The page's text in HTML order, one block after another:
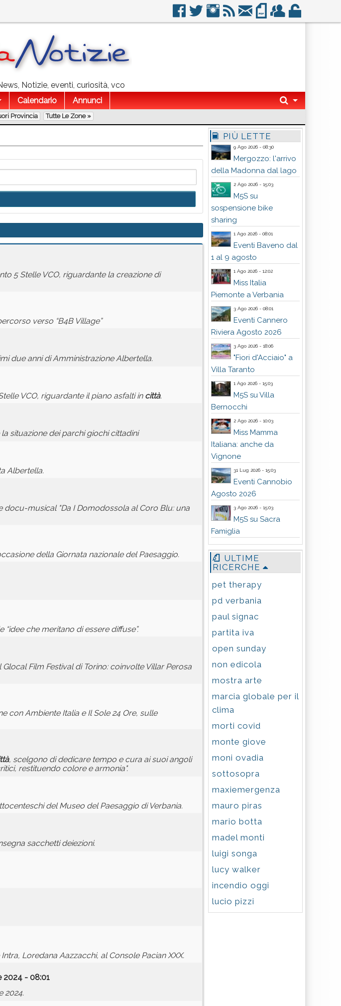
Notizie, eventi, curiosità, vco
Calendario Annunci
Provincia Tutte Le Zone »
5 Stelle VCO, riguardante la creazione di
verso “B4B Village”
due anni di Amministrazione Albertella.
VCO, riguardante il piano asfalti in città.
situazione dei parchi giochi cittadini
Albertella.
docu-musical "Da I Domodossola al Coro Blu: una
della Giornata nazionale del Paesaggio.
“idee che meritano di essere diffuse”.
Film Festival di Torino: coinvolte Villar Perosa
con Ambiente Italia e Il Sole 24 Ore, sulle
, scelgono di dedicare tempo e cura ai suoi angoli
restituendo colore e armonia".
del Museo del Paesaggio di Verbania.
sacchetti deiezioni.
Loredana Aazzacchi, al Console Pacian XXX.
- 08:01
2024.
PIÙ LETTE
9 Ago 2026 - 08:30
Mergozzo: l'arrivo
della Madonna dal lago
2 Ago 2026 - 15:03
M5S su
sospensione bike
sharing
1 Ago 2026 - 08:01
Eventi Baveno dal
1 al 9 agosto
1 Ago 2026 - 12:02
Miss Italia
Piemonte a Verbania
3 Ago 2026 - 08:01
Eventi Cannero
Riviera Agosto 2026
3 Ago 2026 - 18:06
"Fiori d'Acciaio" a
Villa Taranto
1 Ago 2026 - 15:03
M5S su Villa
Bernocchi
2 Ago 2026 - 10:03
Miss Mamma
Italiana: anche da
Vignone
31 Lug 2026 - 15:03
Eventi Cannobio
Agosto 2026
3 Ago 2026 - 15:03
M5S su Sacra
Famiglia
ULTIME
RICERCHE
pet therapy
pd verbania
paul signac
partita iva
open sunday
non edicola
mostra arte
marcia globale per il
clima
morti covid
monte giove
moni ovadia
sottosopra
maxiemergenza
mauro piras
mario botta
madel monti
luigi songa
lucy walker
incendio oggi
lucio pizzi